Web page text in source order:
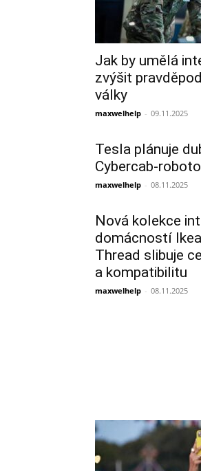
Jak by umělá
zvýšit
války
maxwelhelp - 09.11.2025
Tesla plánuje
Cybercab-
maxwelhelp - 08.11.2025
Nová kolekce
domácností
Thread slibuje
a kompatibilitu
maxwelhelp - 08.11.2025